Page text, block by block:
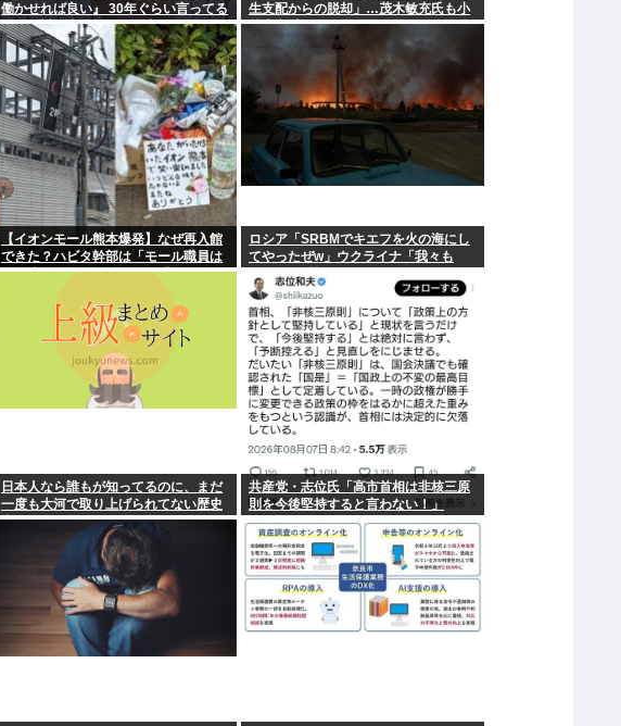
働かせれば良い』 30年ぐらい言ってる
けど絶対に実現しない理由www
生支配からの脱却」…茂木敏充氏も小
林鷹之氏もクビ
【イオンモール熊本爆発】なぜ再入館
できた？ハビタ幹部は「モール職員は
引き止めなかった」イオン「運用を徹
ロシア「SRBMでキエフを火の海にし
てやったぜw」ウクライナ「我々も
SRBMで反撃するぞ！」
日本人なら誰もが知ってるのに、まだ
一度も大河で取り上げられてない歴史
上の人物
共産党・志位氏「高市首相は非核三原
則を今後堅持すると言わない！」